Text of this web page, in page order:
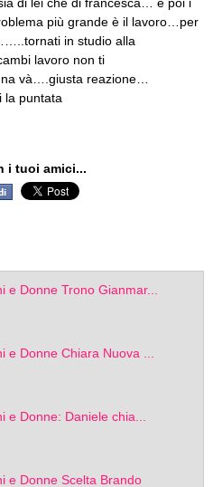
più grande è il lavoro…per
in studio alla
lavoro non ti
và….giusta reazione…
la puntata
i tuoi amici...
e Donne Trono Gianmar...
e Donne Chiara Nuova ...
e Donne: Daniele chia...
e Donne Scelta Brando